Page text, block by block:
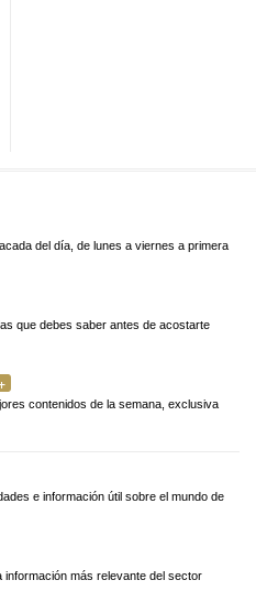
del día, de lunes a viernes a primera
que debes saber antes de acostarte
contenidos de la semana, exclusiva
e información útil sobre el mundo de
información más relevante del sector